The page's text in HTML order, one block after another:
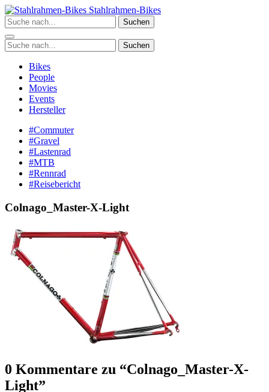
Zum
Inhalt
springen
Stahlrahmen-Bikes
Suchen
Suchen
Bikes
People
Movies
Events
Hersteller
#Commuter
#Gravel
#Lastenrad
#MTB
#Rennrad
#Reisebericht
Colnago_Master-X-Light
0 Kommentare zu “Colnago_Master-X-
Light”